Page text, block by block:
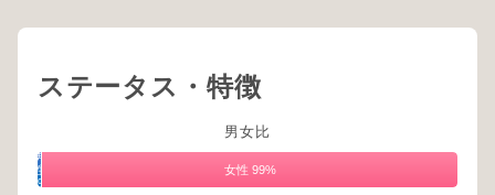
ステータス・特徴
男女比
男
性
1%
女性 99%